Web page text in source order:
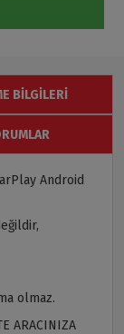
BILGILERI
Android
olmaz.
ARACINIZA